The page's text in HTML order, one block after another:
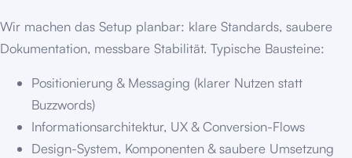
Wir machen das Setup planbar: klare Standards, saubere
Dokumentation, messbare Stabilität. Typische Bausteine:
Positionierung & Messaging (klarer Nutzen statt
Buzzwords)
Informationsarchitektur, UX & Conversion-Flows
Design-System, Komponenten & saubere Umsetzung